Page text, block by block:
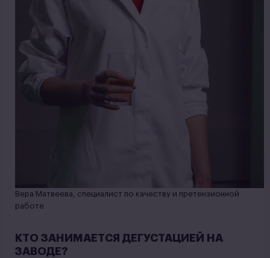
Вера Матвеева, специалист по качеству и претензионной
работе
КТО ЗАНИМАЕТСЯ ДЕГУСТАЦИЕЙ НА
ЗАВОДЕ?